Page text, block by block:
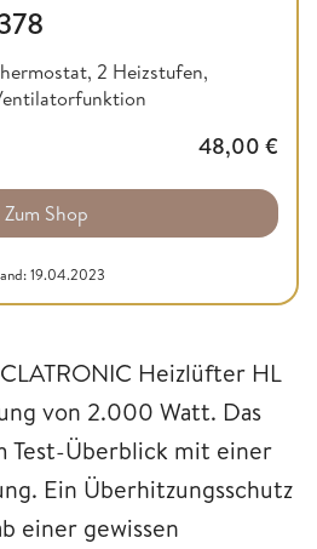
2 Heizstufen,
48,00 €
Zum Shop
19.04.2023
Heizlüfter HL
von 2.000 Watt. Das
Test-Überblick mit einer
Ein Überhitzungsschutz
einer gewissen